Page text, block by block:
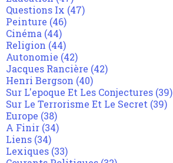
Questions Ix (47)
Peinture (46)
Cinéma (44)
Religion (44)
Autonomie (42)
Jacques Rancière (42)
Henri Bergson (40)
Sur L'epoque Et Les Conjectures (39)
Sur Le Terrorisme Et Le Secret (39)
Europe (38)
A Finir (34)
Liens (34)
Lexiques (33)